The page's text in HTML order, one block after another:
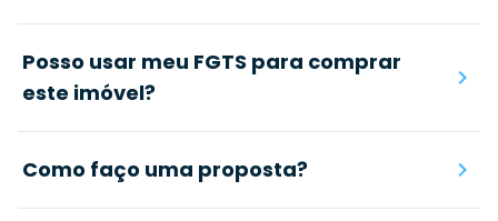
Posso usar meu FGTS para comprar
este imóvel?
Como faço uma proposta?